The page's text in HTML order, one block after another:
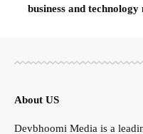
business and
About US
Devbhoomi Media is a